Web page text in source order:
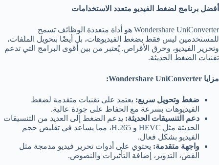
أفضل برنامج لضغط الفيديو متعدد الاستخدامات
Wondershare UniConverter هو أداة متعددة الوظائف تسمح
للمستخدمين ليس فقط بضغط الفيديوهات، بل أيضًا بتحويل الملفات،
وتحرير الفيديو، وحرق الأقراص. يُعتبر من بين أقوى البرامج التي تدعم
تقنيات الضغط الحديثة.
مزايا
ضغط وتحويل سريع: يعتمد على تقنيات متقدمة لضغط
الفيديوهات بسرعة مع الحفاظ على جودة عالية.
دعم التنسيقات الحديثة: يدعم الضغط إلى العديد من التنسيقات
الحديثة مثل HEVC و H.265، مما يساعد في تقليص حجم
الفيديو بشكل فعال.
واجهة متقدمة: يحتوي على أدوات تحرير فيديو مدمجة مثل
القص، التدوير، إضافة التأثيرات والنصوص.